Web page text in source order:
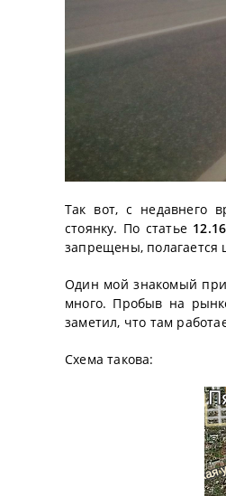
Так вот, с недавнего
стоянку. По статье
запрещены, полагается
Один мой знакомый
много. Пробыв на
заметил, что там
Схема такова: